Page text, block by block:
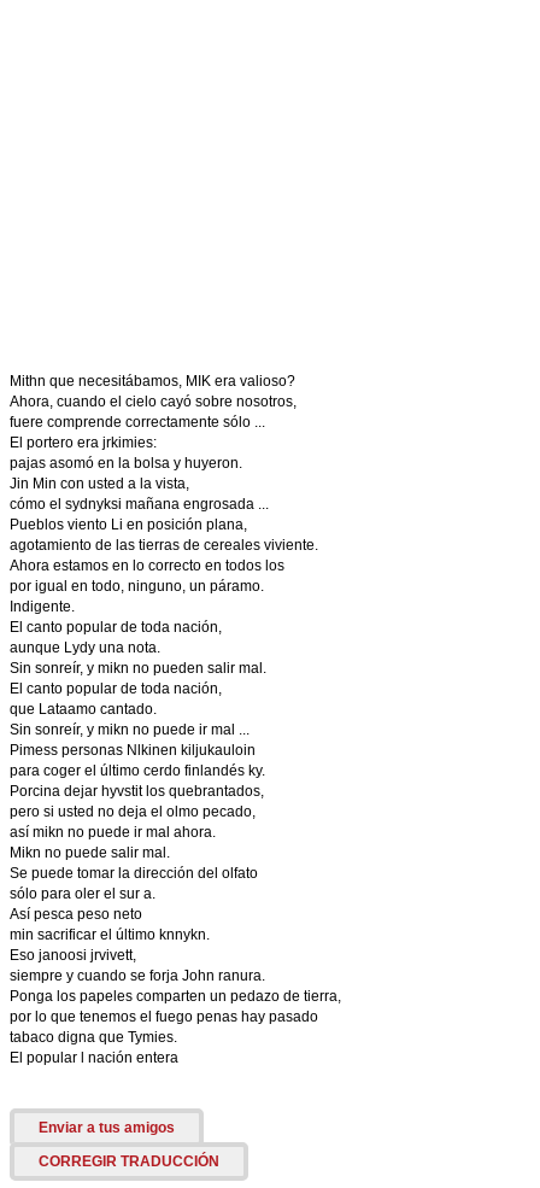
Mithn que necesitábamos, MIK era valioso?
Ahora, cuando el cielo cayó sobre nosotros,
fuere comprende correctamente sólo ...
El portero era jrkimies:
pajas asomó en la bolsa y huyeron.
Jin Min con usted a la vista,
cómo el sydnyksi mañana engrosada ...
Pueblos viento Li en posición plana,
agotamiento de las tierras de cereales viviente.
Ahora estamos en lo correcto en todos los
por igual en todo, ninguno, un páramo.
Indigente.
El canto popular de toda nación,
aunque Lydy una nota.
Sin sonreír, y mikn no pueden salir mal.
El canto popular de toda nación,
que Lataamo cantado.
Sin sonreír, y mikn no puede ir mal ...
Pimess personas Nlkinen kiljukauloin
para coger el último cerdo finlandés ky.
Porcina dejar hyvstit los quebrantados,
pero si usted no deja el olmo pecado,
así mikn no puede ir mal ahora.
Mikn no puede salir mal.
Se puede tomar la dirección del olfato
sólo para oler el sur a.
Así pesca peso neto
min sacrificar el último knnykn.
Eso janoosi jrvivett,
siempre y cuando se forja John ranura.
Ponga los papeles comparten un pedazo de tierra,
por lo que tenemos el fuego penas hay pasado
tabaco digna que Tymies.
El popular l nación entera
Enviar a tus amigos
CORREGIR TRADUCCIÓN